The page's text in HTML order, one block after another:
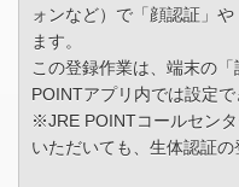
ォンなど）で「顔認証」
ます。
この登録作業は、端末の
POINTアプリ内では設定で
※JRE POINTコールセン
いただいても、生体認証の